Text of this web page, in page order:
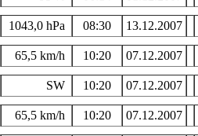
1043,0 hPa 08:30 13.12.2007
65,5 km/h 10:20 07.12.2007
SW 10:20 07.12.2007
65,5 km/h 10:20 07.12.2007